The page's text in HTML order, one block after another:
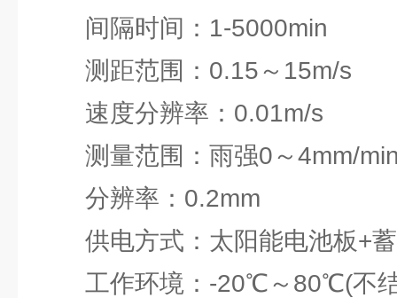
间隔时间：1-5000min
测距范围：0.15～15m/s
速度分辨率：0.01m/s
测量范围：雨强0～4mm/
分辨率：0.2mm
供电方式：太阳能电池板+蓄
工作环境：-20℃～80℃(不